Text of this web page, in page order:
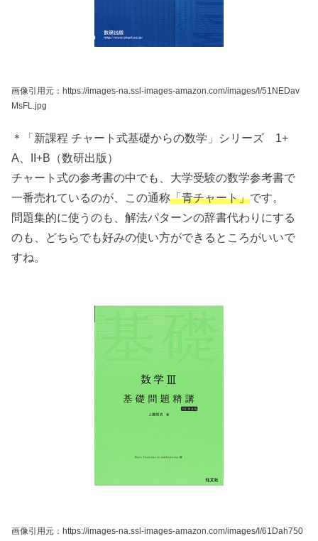
画像引用元：https://images-na.ssl-images-amazon.com/images/I/51NEDav
MsFL.jpg
＊「新課程 チャート式基礎からの数学」シリーズ 1+
A、II+B（数研出版）
チャート式の参考書の中でも、大学受験の数学参考書で
一番売れているのが、この通称「青チャート」です。
問題集的に使うのも、解法パターンの辞書代わりにする
のも、どちらでも好みの使い方ができるところがいいで
すね。
画像引用元：https://images-na.ssl-images-amazon.com/images/I/61Dah750